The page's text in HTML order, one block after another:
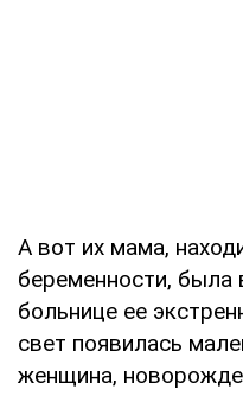
А вот их мама,
беременности, была
больнице ее
свет появилась
женщина,